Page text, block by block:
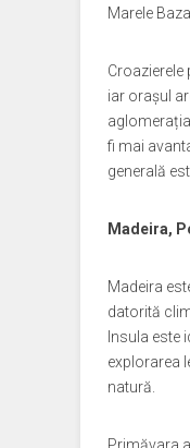
Marele
Croazierele
iar orașul
fi mai
generală
Madeira,
Madeira
datorită
Insula este
explorarea
natură.